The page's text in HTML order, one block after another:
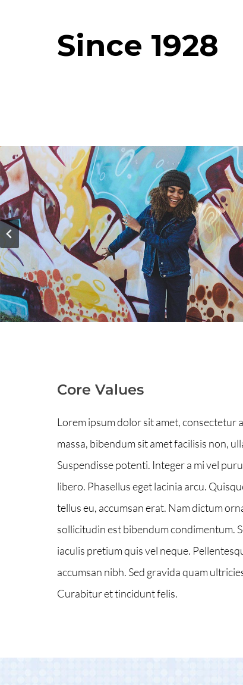
Since 1928
Core Values
Lorem ipsum dolor sit amet, consectetur
massa, bibendum sit amet facilisis non,
Suspendisse potenti. Integer a mi vel
libero. Phasellus eget lacinia arcu.
tellus eu, accumsan erat. Nam dictum
sollicitudin est bibendum condimentum.
iaculis pretium quis vel neque.
accumsan nibh. Sed gravida quam
Curabitur et tincidunt felis.